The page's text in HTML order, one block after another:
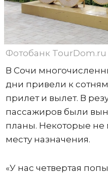
Фотобанк TourDom.ru
В Сочи
дни привели к
прилет и вылет. В
пассажиров были
планы. Некоторые не
месту назначения.
«У нас четвертая